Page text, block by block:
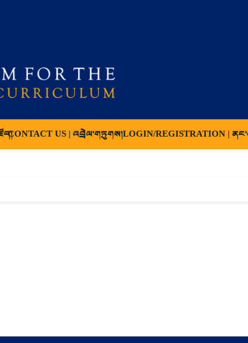
CONTACT US | འབྲེལ་གཏུགས།LOGIN/REGISTRATION |